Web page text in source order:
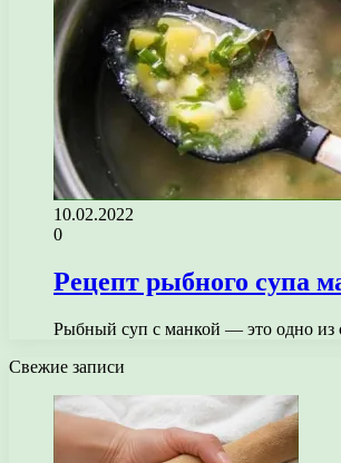
10.02.2022
0
Рецепт рыбного супа
Рыбный суп с манкой — это одно из
Свежие записи